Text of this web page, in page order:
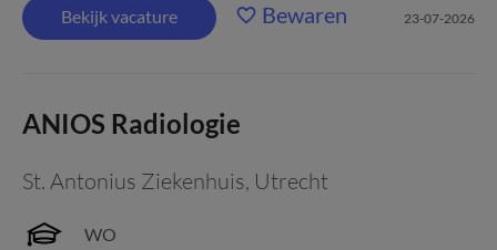
Bekijk vacature Bewaren 23-07-2026
ANIOS Radiologie
St. Antonius Ziekenhuis, Utrecht
WO